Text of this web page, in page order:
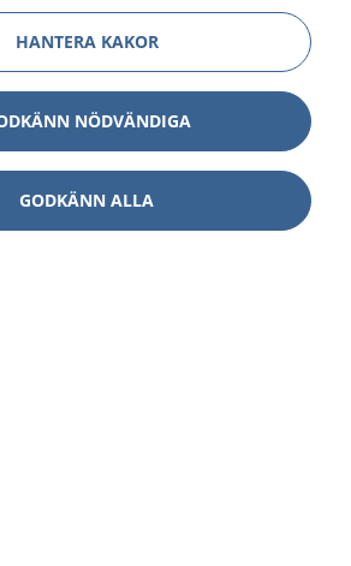
om din hälsa och vård
HANTERA KAKOR
NÖDVÄNDIGA
GODKÄNN ALLA